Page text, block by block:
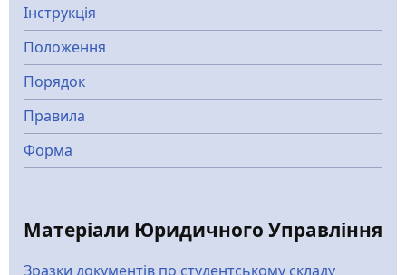
Інструкція
Положення
Порядок
Правила
Форма
Матеріали Юридичного Управління
Зразки документів по студентському складу